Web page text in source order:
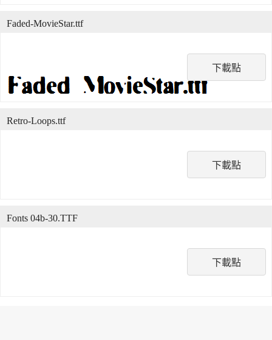
下載點
Faded-MovieStar.ttf
下載點
Retro-Loops.ttf
下載點
Fonts 04b-30.TTF